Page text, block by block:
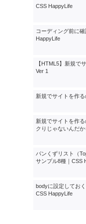
CSS HappyLife
コーディング前に
HappyLife
【HTML5】新規で
Ver 1
新規でサイトを作
新規でサイトを作
クりじゃないんだか
パンくずリスト（
サンプル8種｜CSS
bodyに設定してお
CSS HappyLife